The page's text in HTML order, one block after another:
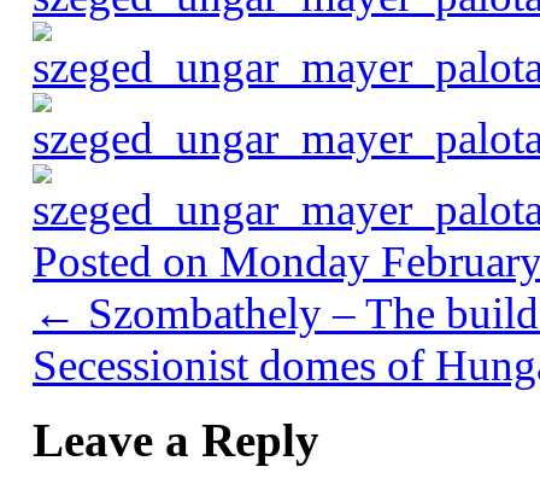
Posted on Monday
← Szombathely – The
Secessionist domes of
Leave a Reply